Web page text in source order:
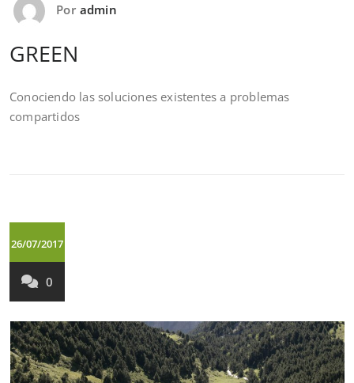
Por admin
GREEN
Conociendo las soluciones existentes a problemas
compartidos
26/07/2017
0